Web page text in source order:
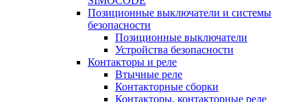
Позиционные выключатели и системы
безопасности
Позиционные выключатели
Устройства безопасности
Контакторы и реле
Втычные реле
Контакторные сборки
Контакторы, контакторные реле